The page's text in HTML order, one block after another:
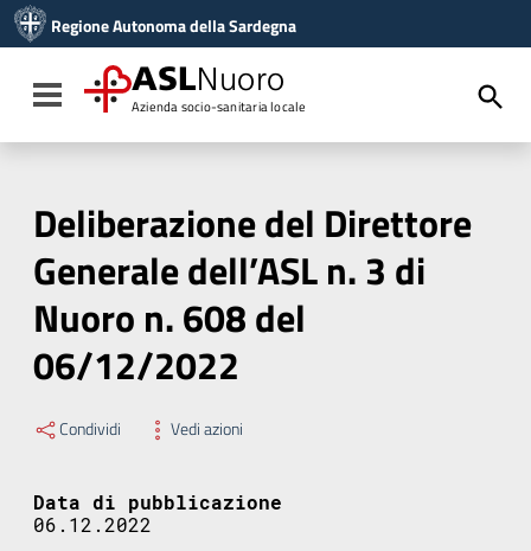
Vai al menu di navigazione
Vai al footer
Regione Autonoma della Sardegna
Toggle navigation
ASLNuoro
Azienda socio-sanitaria locale
Deliberazione del Direttore
Generale dell’ASL n. 3 di
Nuoro n. 608 del
06/12/2022
Condividi Vedi azioni
Data di pubblicazione
06.12.2022